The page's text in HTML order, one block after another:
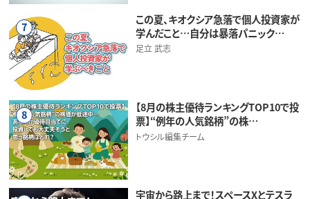
7
この夏、キオクシア急落で個人投資家が
学んだこと…自分は暴落パニック…
足立 武志
8
【8月の株主優待ランキングTOP10で投
票】“例年の人気銘柄”の株…
トウシル編集チーム
宇宙から路上まで！スペースXとテスラ